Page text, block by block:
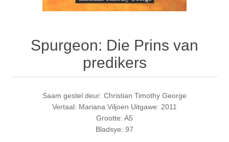
Spurgeon: Die Prins van
predikers
Saam gestel deur: Christian Timothy George
Vertaal: Mariana Viljoen Uitgawe: 2011
Grootte: A5
Bladsye: 97